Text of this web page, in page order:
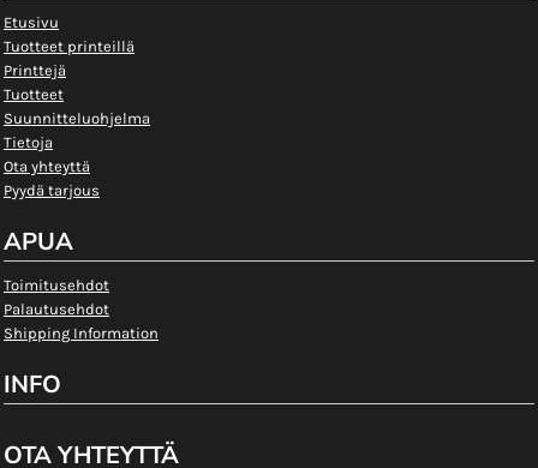
Etusivu
Tuotteet printeillä
Printtejä
Tuotteet
Suunnitteluohjelma
Tietoja
Ota yhteyttä
Pyydä tarjous
APUA
Toimitusehdot
Palautusehdot
Shipping Information
INFO
OTA YHTEYTTÄ